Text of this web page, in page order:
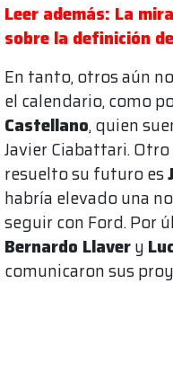
Leer además: La
sobre la definición
En tanto, otros aún
el calendario, como
Castellano, quien
Javier Ciabattari.
resuelto su futuro es
habría elevado una
seguir con Ford. Por
Bernardo Llavery
comunicaron sus